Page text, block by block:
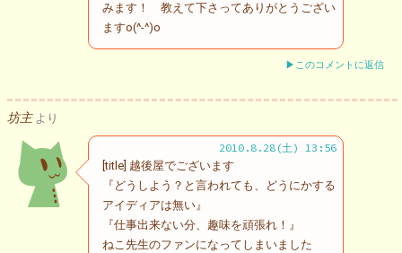
みます！ 教えて下さってありがとうござい
ますo(^-^)o
▶このコメントに返信
坊主 より
2010.8.28(土) 13:56
[title] 越後屋でございます
『どうしよう？と言われても、どうにかする
アイディアは無い』
『仕事出来ない分、趣味を頑張れ！』
ねこ先生のファンになってしまいました